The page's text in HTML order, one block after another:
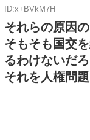
ID:x+BVkM7H
それらの原因
そもそも国交
るわけないだろ
それを人権問